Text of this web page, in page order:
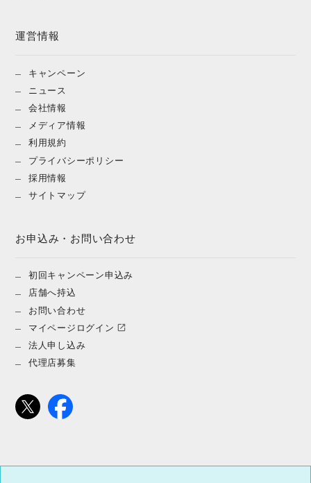
運営情報
キャンペーン
ニュース
会社情報
メディア情報
利用規約
プライバシーポリシー
採用情報
サイトマップ
お申込み・お問い合わせ
初回キャンペーン申込み
店舗へ持込
お問い合わせ
マイページログイン
法人申し込み
代理店募集